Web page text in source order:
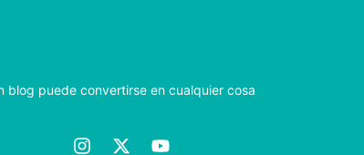
blog puede convertirse en cualquier cosa